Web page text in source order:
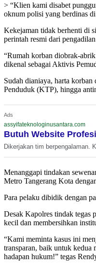
> “Klien kami disabet
oknum polisi yang berdinas
Kekejaman tidak berhenti di
perintah resmi dari
“Rumah korban diobrak-
dikenal sebagai Aktivis
Sudah dianiaya, harta
Penduduk (KTP), hingga
Ads
assyifateknologinusantara.com
Butuh Website
Dikerjakan tim berpengalaman.
Menanggapi tindakan
Metro Tangerang Kota
Para pelaku dibidik dengan
Desak Kapolres tindak tegas
kecil dan membersihkan
“Kami meminta kasus ini
transparan, baik untuk kedua
hadapan hukum!” tegas